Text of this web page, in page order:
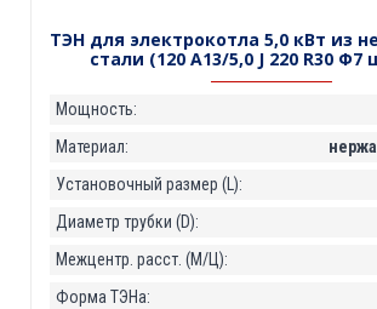
ТЭН для электрокотла 5,0 кВт из
стали (120 А13/5,0 J 220 R30 Ф7
Мощность:
Материал:
Установочный размер (L):
Диаметр трубки (D):
Межцентр. расст. (М/Ц):
Форма ТЭНа: